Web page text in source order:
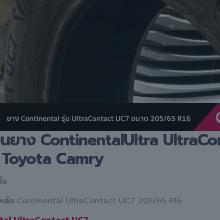
นยาง ContinentalUltra
Camry
ลัง Continental UltraContact UC7 205/65 R16